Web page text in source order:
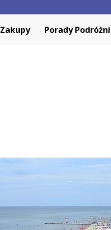
Zakupy Porady